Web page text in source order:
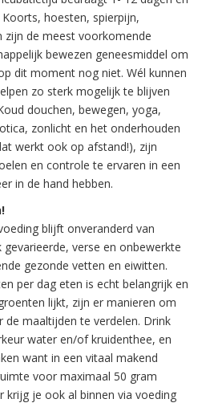
hoesten, spierpijn,
de meest voorkomende
bewezen geneesmiddel om
dit moment nog niet. Wél kunnen
zo sterk mogelijk te blijven
douchen, bewegen, yoga,
zonlicht en het onderhouden
werkt ook op afstand!), zijn
en controle te ervaren in een
in de hand hebben.
blijft onveranderd van
verse en onbewerkte
gezonde vetten en eiwitten.
per dag eten is echt belangrijk en
lijkt, zijn er manieren om
maaltijden te verdelen. Drink
water en/of kruidenthee, en
want in een vitaal makend
voor maximaal 50 gram
krijg je ook al binnen via voeding